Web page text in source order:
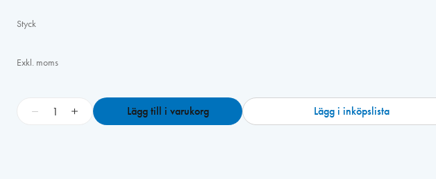
Styck
Exkl. moms
+ Lägg till i varukorg Lägg i inköpslista